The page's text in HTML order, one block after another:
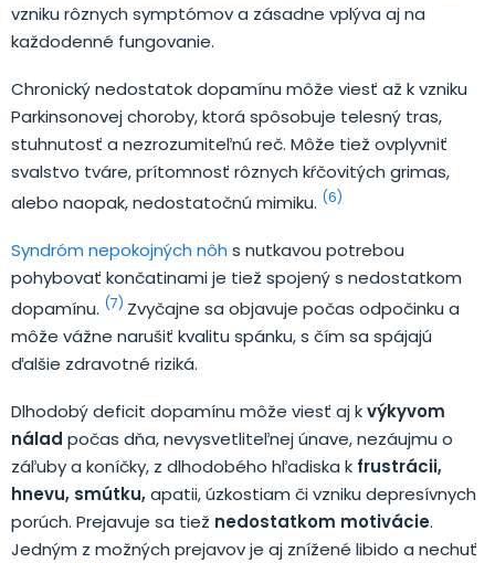
vzniku rôznych symptómov a zásadne vplýva aj na
každodenné fungovanie.
Chronický nedostatok dopamínu môže viesť až k vzniku
Parkinsonovej choroby, ktorá spôsobuje telesný tras,
stuhnutosť a nezrozumiteľnú reč. Môže tiež ovplyvniť
svalstvo tváre, prítomnosť rôznych kŕčovitých grimas,
alebo naopak, nedostatočnú mimiku. (6)
Syndróm nepokojných nôh s nutkavou potrebou
pohybovať končatinami je tiež spojený s nedostatkom
dopamínu. (7) Zvyčajne sa objavuje počas odpočinku a
môže vážne narušiť kvalitu spánku, s čím sa spájajú
ďalšie zdravotné riziká.
Dlhodobý deficit dopamínu môže viesť aj kvýkyvom
nálad počas dňa, nevysvetliteľnej únave, nezáujmu o
záľuby a koníčky, z dlhodobého hľadiska k frustrácii,
hnevu, smútku,apatii, úzkostiam či vzniku depresívnych
porúch. Prejavuje sa tiež nedostatkom motivácie.
Jedným z možných prejavov je aj znížené libido a nechuť